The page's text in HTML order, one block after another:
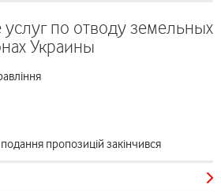
по отводу земельных
Украины
пропозицій закінчився